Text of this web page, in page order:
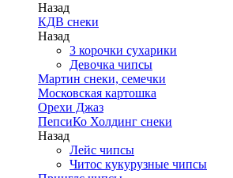
Назад
КДВ снеки
Назад
3 корочки сухарики
Девочка чипсы
Мартин снеки, семечки
Московская картошка
Орехи Джаз
ПепсиКо Холдинг снеки
Назад
Лейс чипсы
Читос кукурузные чипсы